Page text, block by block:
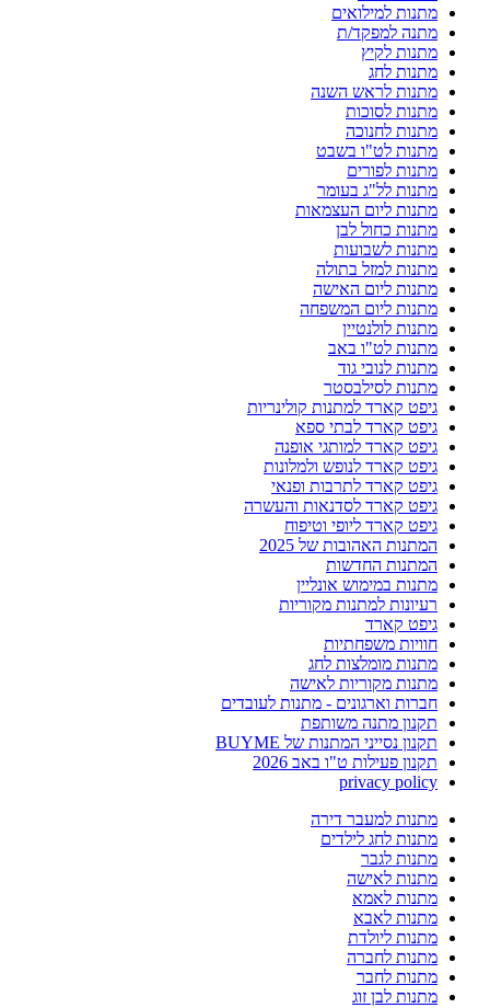
מתנות למילואים
מתנה למפקד/ת
מתנות לקיץ
מתנות לחג
מתנות לראש השנה
מתנות לסוכות
מתנות לחנוכה
מתנות לט"ו בשבט
מתנות לפורים
מתנות לל"ג בעומר
מתנות ליום העצמאות
מתנות כחול לבן
מתנות לשבועות
מתנות למזל בתולה
מתנות ליום האישה
מתנות ליום המשפחה
מתנות לולנטיין
מתנות לט"ו באב
מתנות לנובי גוד
מתנות לסילבסטר
גיפט קארד למתנות קולינריות
גיפט קארד לבתי ספא
גיפט קארד למותגי אופנה
גיפט קארד לנופש ולמלונות
גיפט קארד לתרבות ופנאי
גיפט קארד לסדנאות והעשרה
גיפט קארד ליופי וטיפוח
המתנות האהובות של 2025
המתנות החדשות
מתנות במימוש אונליין
רעיונות למתנות מקוריות
גיפט קארד
חוויות משפחתיות
מתנות מומלצות לחג
מתנות מקוריות לאישה
חברות וארגונים - מתנות לעובדים
תקנון מתנה משותפת
תקנון נסייני המתנות של BUYME
תקנון פעילות ט"ו באב 2026
privacy policy
מתנות למעבר דירה
מתנות לחג לילדים
מתנות לגבר
מתנות לאישה
מתנות לאמא
מתנות לאבא
מתנות ליולדת
מתנות לחברה
מתנות לחבר
מתנות לבן זוג